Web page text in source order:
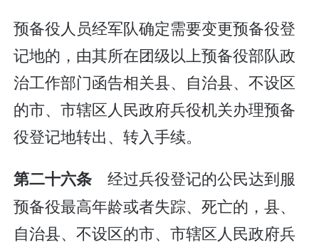
预备役人员经军队确定需要变更预备役登
记地的，由其所在团级以上预备役部队政
治工作部门函告相关县、自治县、不设区
的市、市辖区人民政府兵役机关办理预备
役登记地转出、转入手续。
第二十六条经过兵役登记的公民达到服
预备役最高年龄或者失踪、死亡的，县、
自治县、不设区的市、市辖区人民政府兵